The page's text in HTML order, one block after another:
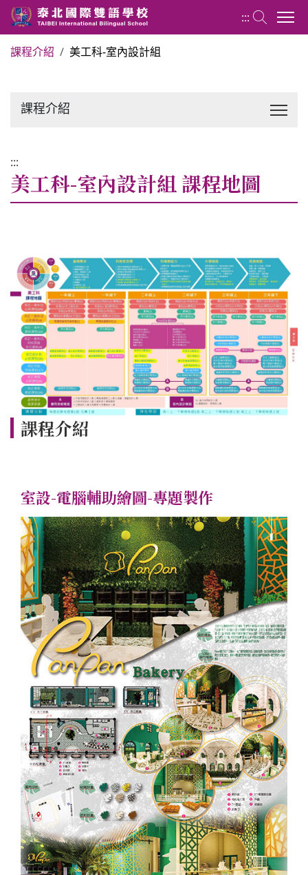
課程介紹 美工科-室內設計組
課程介紹
:::
美工科-室內設計組 課程地圖
課程介紹
室設-電腦輔助繪圖-專題製作
:::
關於設計群
課程介紹
學生園地
回官網首頁